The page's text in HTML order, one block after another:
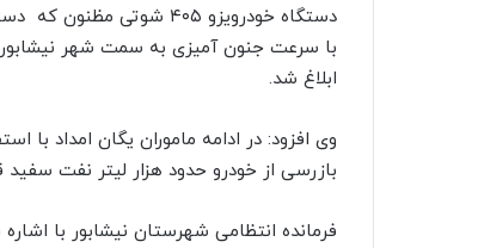
دستگاه خودرويزو ۴۰۵
ابلاغ شد.
وی افزود: در ادامه ماموران یگان امداد با
بازرسی از خودرو حدود هزار لیتر نفت
فرمانده انتظامی شهرستان نیشابور با